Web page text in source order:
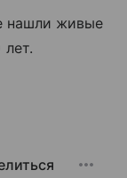
нашли живые